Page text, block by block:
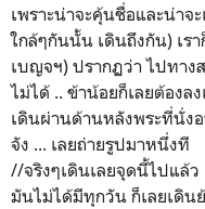
เพราะน่าจะคุ้นชื่อและน่าจ
ใกล้ๆกันนั้น เดินถึงกัน) เร
เบญจฯ) ปรากฏว่า ไปทาง
ไม่ได้ .. ข้าน้อยก็เลยต้องล
เดินผ่านด้านหลังพระที่นั่ง
จัง ... เลยถ่ายรูปมาหนึ่งที
//จริงๆเดินเลยจุดนี้ไปแล้
มันไม่ได้มีทุกวัน ก็เลยเดิ